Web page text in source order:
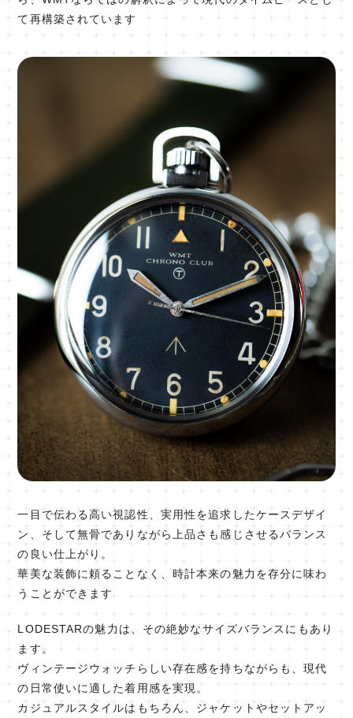
て再構築されています
一目で伝わる高い視認性、実用性を追求したケースデザイ
ン、そして無骨でありながら上品さも感じさせるバランス
の良い仕上がり。
華美な装飾に頼ることなく、時計本来の魅力を存分に味わ
うことができます
LODESTARの魅力は、その絶妙なサイズバランスにもあり
ます。
ヴィンテージウォッチらしい存在感を持ちながらも、現代
の日常使いに適した着用感を実現。
カジュアルスタイルはもちろん、ジャケットやセットアッ